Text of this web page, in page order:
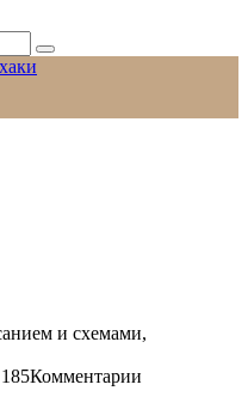
185Комментарии